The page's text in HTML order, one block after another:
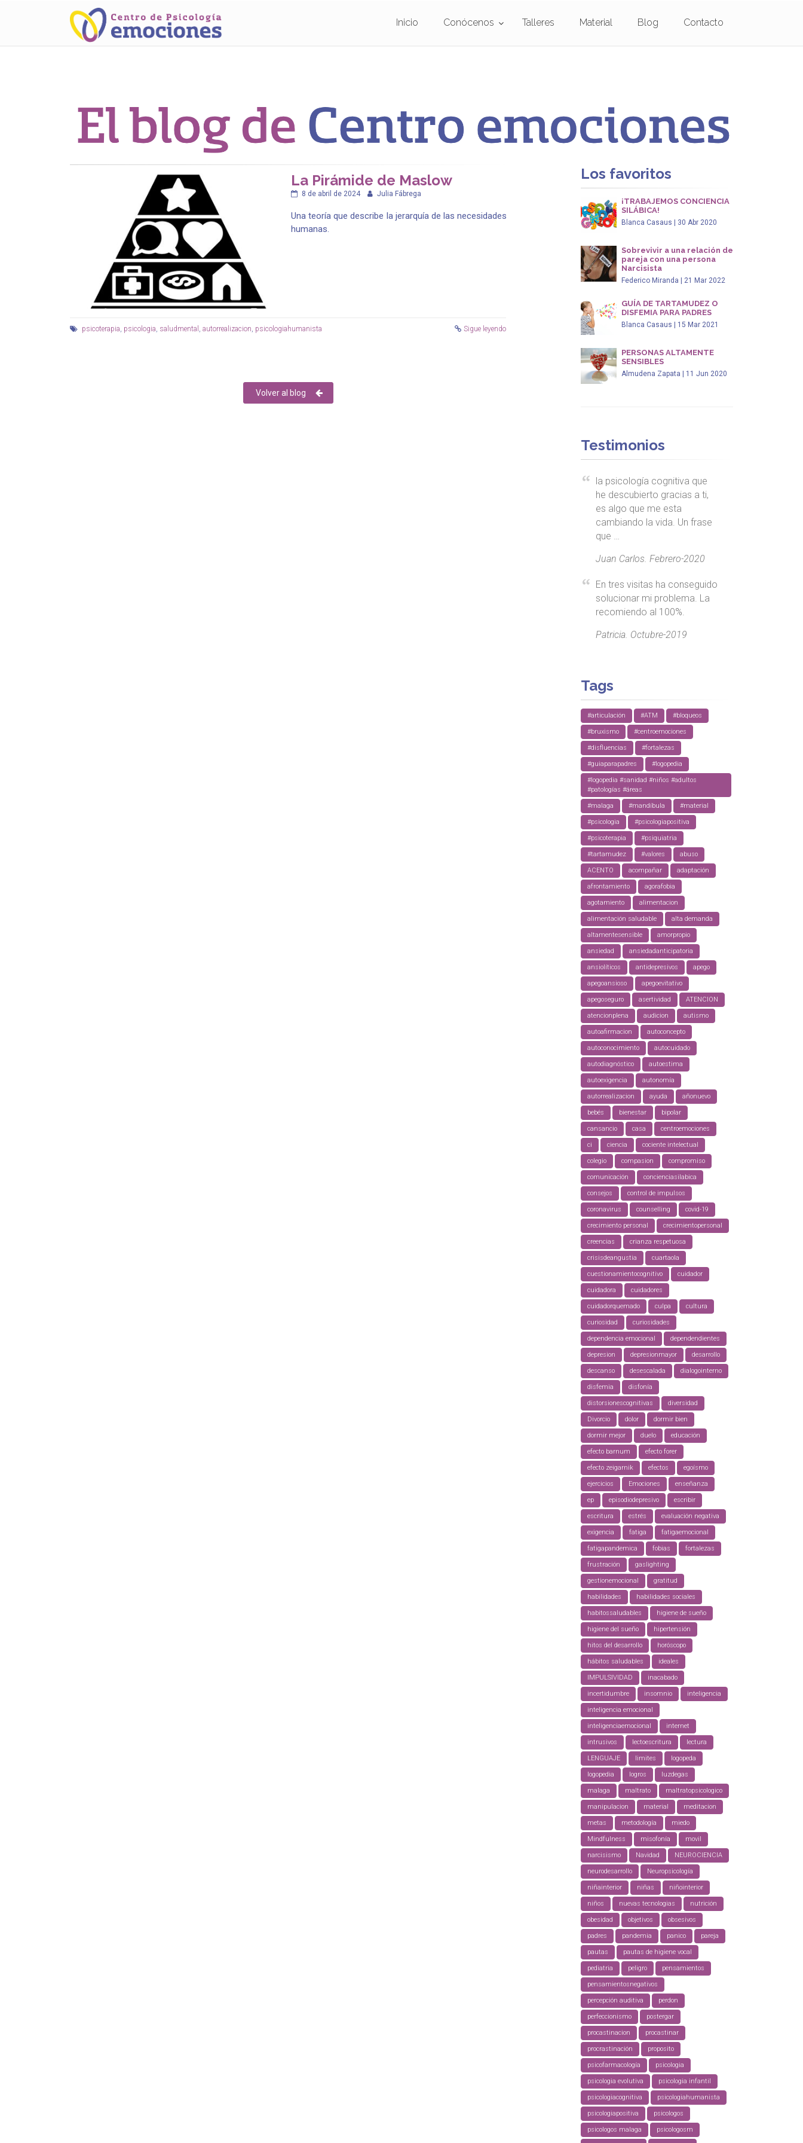
Inicio Conócenos Talleres Material Blog Contacto
La Pirámide de Maslow
8 de abril de 2024 Julia Fábrega
Una teoría que describe la jerarquía de las necesidades
humanas.
psicoterapia, psicologia, saludmental , autorrealizacion, psicologiahumanista Sigue leyendo
Volver al blog
Los favoritos
¡TRABAJEMOS CONCIENCIA
SILÁBICA!
Blanca Casaus | 30 Abr 2020
Sobrevivir a una relación de
pareja con una persona
Narcisista
Federico Miranda | 21 Mar 2022
GUÍA DE TARTAMUDEZ O
DISFEMIA PARA PADRES
Blanca Casaus | 15 Mar 2021
PERSONAS ALTAMENTE
SENSIBLES
Almudena Zapata | 11 Jun 2020
Testimonios
la psicología cognitiva que
he descubierto gracias a ti,
es algo que me esta
cambiando la vida. Un frase
que …
Juan Carlos. Febrero-2020
En tres visitas ha conseguido
solucionar mi problema. La
recomiendo al 100%.
Patricia. Octubre-2019
Tags
#articulación #ATM #bloqueos
#bruxismo #centroemociones
#disfluencias #fortalezas
#guiaparapadres #logopedia
#logopedia #sanidad #niños #adultos
#patologías #áreas
#malaga #mandíbula #material
#psicologia #psicologiapositiva
#psicoterapia #psiquiatria
#tartamudez #valores abuso
ACENTO acompañar adaptación
afrontamiento agorafobia
agotamiento alimentacion
alimentación saludable alta demanda
altamentesensible amorpropio
ansiedad ansiedadanticipatoria
ansiolíticos antidepresivos apego
apegoansioso apegoevitativo
apegoseguro asertividad ATENCION
atencionplena audicion autismo
autoafirmacion autoconcepto
autoconocimiento autocuidado
autodiagnóstico autoestima
autoexigencia autonomía
autorrealizacion ayuda añonuevo
bebés bienestar bipolar
cansancio casa centroemociones
ci ciencia cociente intelectual
colegio compasion compromiso
comunicación concienciasilabica
consejos control de impulsos
coronavirus counselling covid-19
crecimiento personal crecimientopersonal
creencias crianza respetuosa
crisisdeangustia cuartaola
cuestionamientocognitivo cuidador
cuidadora cuidadores
cuidadorquemado culpa cultura
curiosidad curiosidades
dependencia emocional dependendientes
depresion depresionmayor desarrollo
descanso desescalada dialogointerno
disfemia disfonía
distorsionescognitivas diversidad
Divorcio dolor dormir bien
dormir mejor duelo educación
efecto barnum efecto forer
efecto zeigarnik efectos egoísmo
ejercicios Emociones enseñanza
ep episodiodepresivo escribir
escritura estrés evaluación negativa
exigencia fatiga fatigaemocional
fatigapandemica fobias fortalezas
frustración gaslighting
gestionemocional gratitud
habilidades habilidades sociales
habitossaludables higiene de sueño
higiene del sueño hipertensión
hitos del desarrollo horóscopo
hábitos saludables ideales
IMPULSIVIDAD inacabado
incertidumbre insomnio inteligencia
inteligencia emocional
inteligenciaemocional internet
intrusivos lectoescritura lectura
LENGUAJE limites logopeda
logopedia logros luzdegas
malaga maltrato maltratopsicologico
manipulacion material meditacion
metas metodología miedo
Mindfulness misofonía movil
narcisismo Navidad NEUROCIENCIA
neurodesarrollo Neuropsicología
niñainterior niñas niñointerior
niños nuevas tecnologias nutrición
obesidad objetivos obsesivos
padres pandemia panico pareja
pautas pautas de higiene vocal
pediatria peligro pensamientos
pensamientosnegativos
percepción auditiva perdon
perfeccionismo postergar
procastinacion procastinar
procrastinación proposito
psicofarmacología psicologia
psicologia evolutiva psicologia infantil
psicologiacognitiva psicologiahumanista
psicologiapositiva psicologos
psicologos malaga psicologosm